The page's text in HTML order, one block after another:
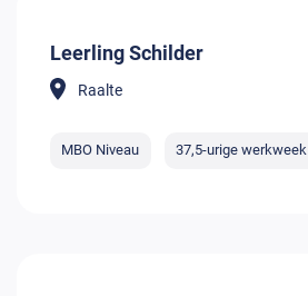
Leerling Schilder
Raalte
MBO Niveau 37,5-urige werkweek